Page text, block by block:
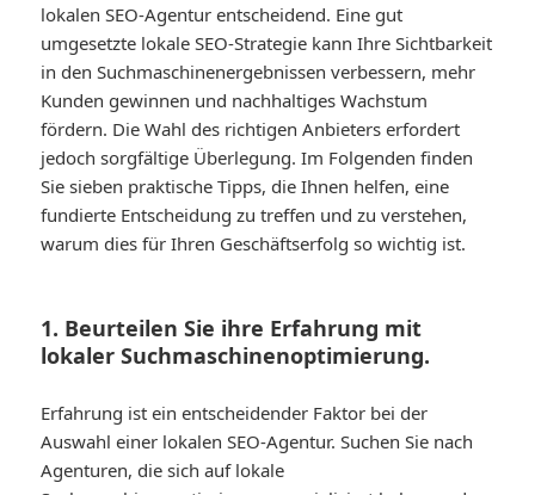
lokalen SEO-Agentur entscheidend. Eine gut
umgesetzte lokale SEO-Strategie kann Ihre Sichtbarkeit
in den Suchmaschinenergebnissen verbessern, mehr
Kunden gewinnen und nachhaltiges Wachstum
fördern. Die Wahl des richtigen Anbieters erfordert
jedoch sorgfältige Überlegung. Im Folgenden finden
Sie sieben praktische Tipps, die Ihnen helfen, eine
fundierte Entscheidung zu treffen und zu verstehen,
warum dies für Ihren Geschäftserfolg so wichtig ist.
1. Beurteilen Sie ihre Erfahrung mit
lokaler Suchmaschinenoptimierung.
Erfahrung ist ein entscheidender Faktor bei der
Auswahl einer lokalen SEO-Agentur. Suchen Sie nach
Agenturen, die sich auf lokale